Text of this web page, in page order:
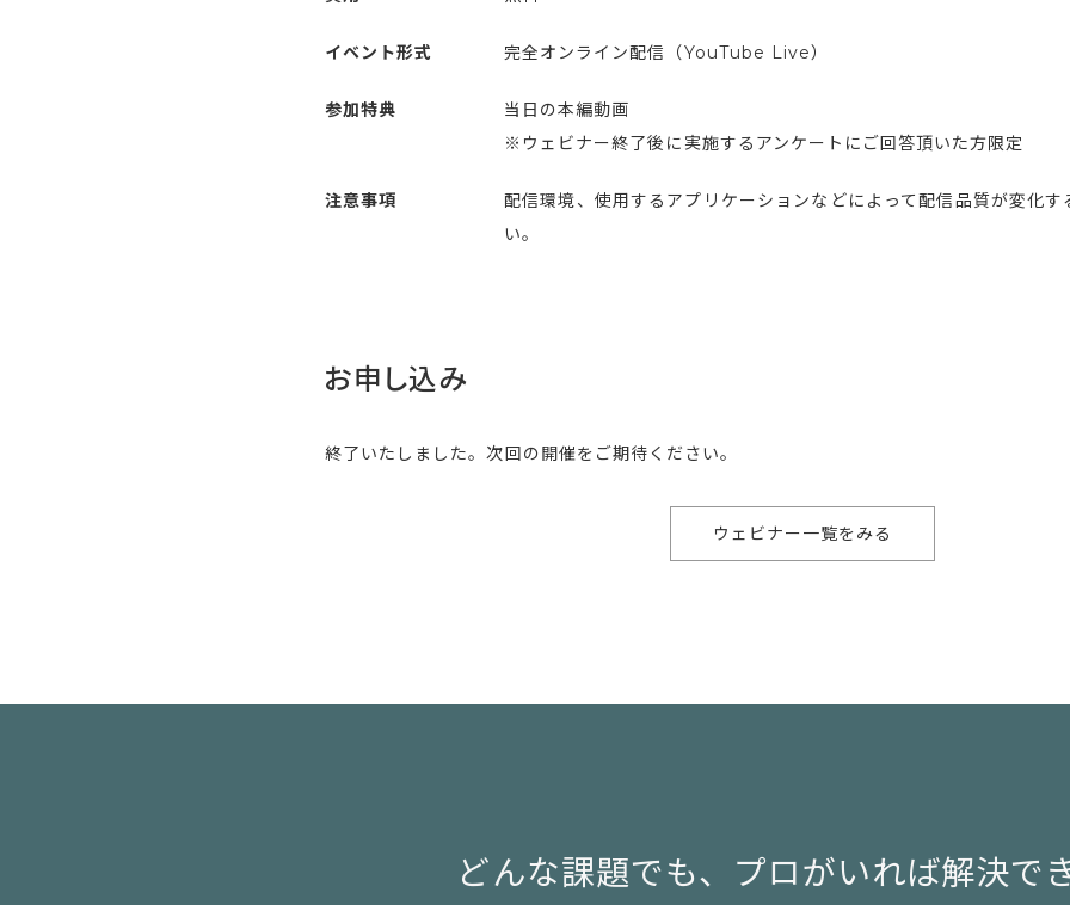
イベント形式 完全オンライン配信（YouTube Live）
参加特典
当日の本編動画
※ウェビナー終了後に実施するアンケートにご回答頂いた方限定
注意事項
配信環境、使用するアプリケーションなどによって配信品質が変化
い。
お申し込み
終了いたしました。次回の開催をご期待ください。
ウェビナー一覧をみる
どんな課題でも、 プロがいれば解決で